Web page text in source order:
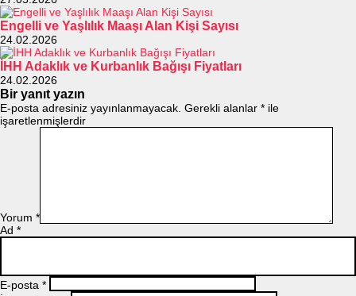
Engelli ve Yaşlılık Maaşı Alan Kişi Sayısı
24.02.2026
İHH Adaklık ve Kurbanlık Bağışı Fiyatları
24.02.2026
Bir yanıt yazın
E-posta adresiniz yayınlanmayacak. Gerekli alanlar * ile
işaretlenmişlerdir
Yorum *
Ad *
E-posta *